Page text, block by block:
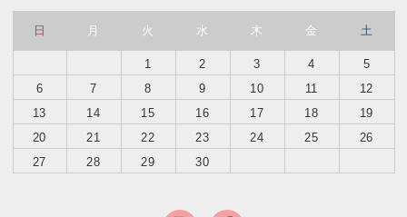
日 月 火 水 木 金 土
1 2 3 4
5
6
7 8 9 10 11
12
13
14 15 16 17 18
19
20
21 22 23 24 25
26
27
28 29 30